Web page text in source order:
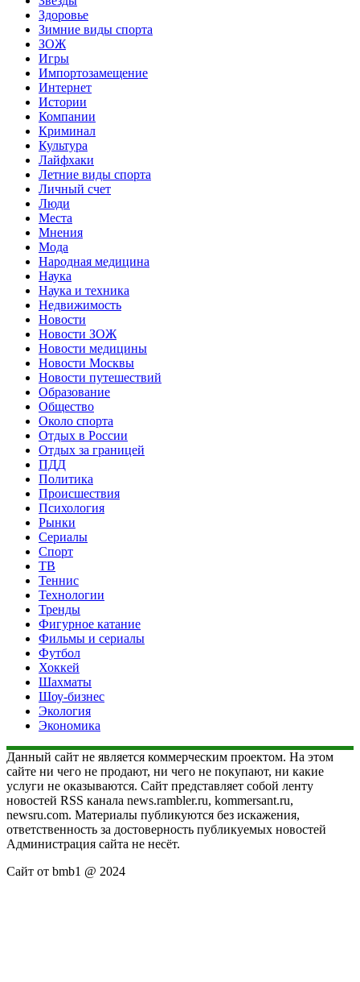
Здоровье
Зимние виды спорта
ЗОЖ
Игры
Импортозамещение
Интернет
Истории
Компании
Криминал
Культура
Лайфхаки
Летние виды спорта
Личный счет
Люди
Места
Мнения
Мода
Народная медицина
Наука
Наука и техника
Недвижимость
Новости
Новости ЗОЖ
Новости медицины
Новости Москвы
Новости путешествий
Образование
Общество
Около спорта
Отдых в России
Отдых за границей
ПДД
Политика
Происшествия
Психология
Рынки
Сериалы
Спорт
ТВ
Теннис
Технологии
Тренды
Фигурное катание
Фильмы и сериалы
Футбол
Хоккей
Шахматы
Шоу-бизнес
Экология
Экономика
Данный сайт не является коммерческим проектом. На этом
сайте ни чего не продают, ни чего не покупают, ни какие
услуги не оказываются. Сайт представляет собой ленту
новостей RSS канала news.rambler.ru, kommersant.ru,
newsru.com. Материалы публикуются без искажения,
ответственность за достоверность публикуемых новостей
Администрация сайта не несёт.
Сайт от bmb1 @ 2024